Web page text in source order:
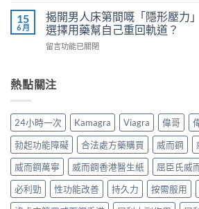
教
你
安
效
改
早
洩〉
中
威
而
使
得
全
全
解
析〉
中
用
7
步
＋
副
效
多
數
係
食
唔
而
鋼
vs
樂
成
制、
用
法、
持
續
時
間、
副
15
6 月
揭開男人床第間嘅「隱形壓力
選擇用藥幫自己重回軌道？
在
男
人
第
嘅
「隱
形
壓
力」：
點
留言功能已關閉
熱點關注
24小時一次 Kamagra Viagra 偉哥
勃起功能障礙
合法處方藥購買 威而鋼
威而鋼萬寧
威而鋼香港醫生紙 屈臣氏威
必利勁
性功能改善 持久力 按需服用